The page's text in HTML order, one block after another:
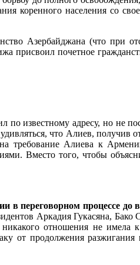
коренного населения со
Азербайджана (что при
присвоил почетное
по известному адресу, но не
что Алиев, получив
требование Алиева к
Вместо того, чтобы
в переговорном процессе
Аркадия Гукасяна, Бако
отношения не имела
от продолжения разжигания